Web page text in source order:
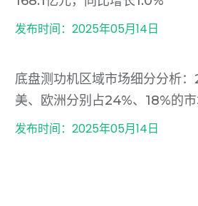
发布时间：2025年05月14日
底盘测功机区域市场细分分析
美、欧洲分别占24%、18%的
发布时间：2025年05月14日